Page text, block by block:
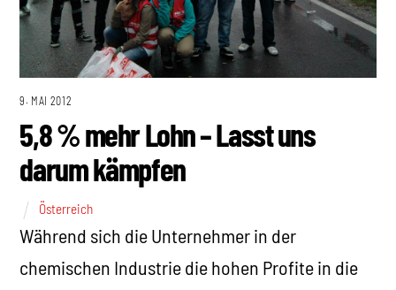
9. MAI 2012
5,8 % mehr Lohn – Lasst uns
darum kämpfen
Österreich
Während sich die Unternehmer in der
chemischen Industrie die hohen Profite in die